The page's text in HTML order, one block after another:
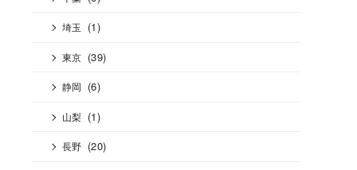
埼玉 (1)
東京 (39)
静岡 (6)
山梨 (1)
長野 (20)